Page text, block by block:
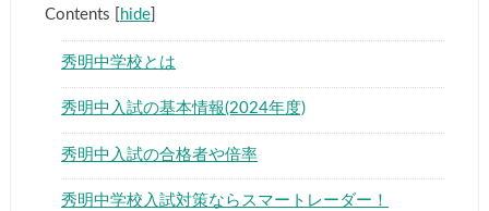
Contents hide]
秀明中学校とは
秀明中入試の基本情報(2024年度)
秀明中入試の合格者や倍率
秀明中学校入試対策ならスマートレーダー！